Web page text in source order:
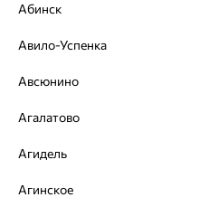
Абинск
Авило-Успенка
Авсюнино
Агалатово
Агидель
Агинское